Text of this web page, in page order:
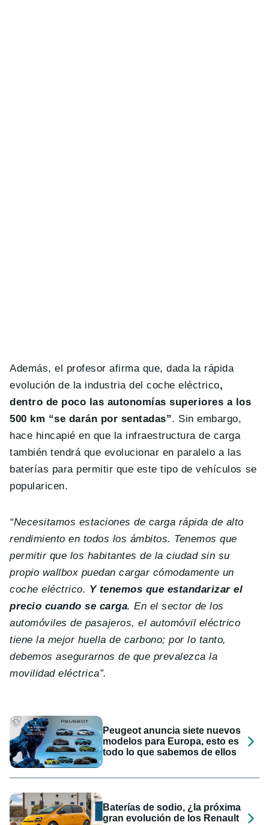
Además, el profesor afirma que, dada la rápida
evolución de la industria del coche eléctrico,
dentro de poco las autonomías superiores a los
500 km “se darán por sentadas”. Sin embargo,
hace hincapié en que la infraestructura de carga
también tendrá que evolucionar en paralelo a las
baterías para permitir que este tipo de vehículos se
popularicen.
“Necesitamos estaciones de carga rápida de alto
rendimiento en todos los ámbitos. Tenemos que
permitir que los habitantes de la ciudad sin su
propio wallbox puedan cargar cómodamente un
coche eléctrico. Y tenemos que estandarizar el
precio cuando se carga. En el sector de los
automóviles de pasajeros, el automóvil eléctrico
tiene la mejor huella de carbono; por lo tanto,
debemos asegurarnos de que prevalezca la
movilidad eléctrica”.
Peugeot anuncia siete nuevos
modelos para Europa, esto es
todo lo que sabemos de ellos
Baterías de sodio, ¿la próxima
gran evolución de los Renault